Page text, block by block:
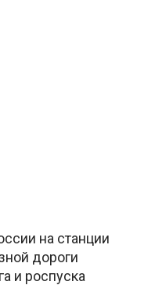
на станции
дороги
и роспуска